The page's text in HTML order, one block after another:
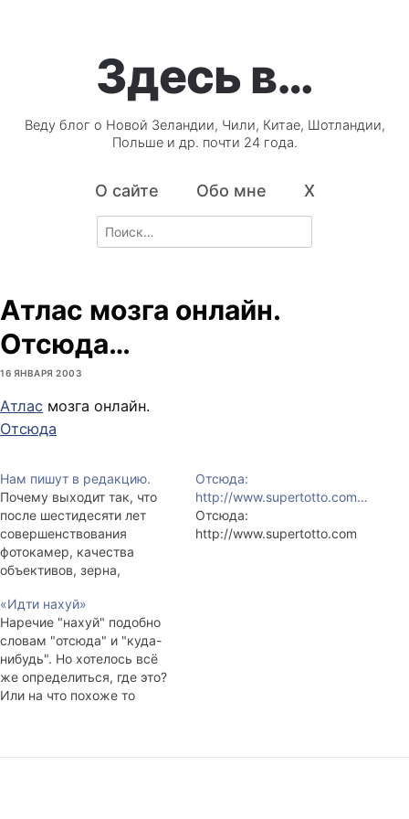
Здесь в…
Веду блог о Новой Зеландии, Чили, Китае, Шотландии,
Польше и др. почти 24 года.
О сайте Обо мне X
Search
for:
Атлас мозга онлайн.
Отсюда…
16 ЯНВАРЯ 2003
Атлас мозга онлайн.
Отсюда
Нам пишут в редакцию.
Почему выходит так, что
после шестидесяти лет
совершенствования
фотокамер, качества
объективов, зерна,
и динамического диапазона
фотоплёнки, никто не
может сравниться с тем,
что сотворил Ансел Адамс
ещё в сороковых годах
прошлого века? Отсюда Я
Отсюда:
http://www.supertotto.com…
Отсюда:
http://www.supertotto.com
«Идти нахуй»
Наречие "нахуй" подобно
словам "отсюда" и "куда-
нибудь". Но хотелось всё
же определиться, где это?
Или на что похоже то